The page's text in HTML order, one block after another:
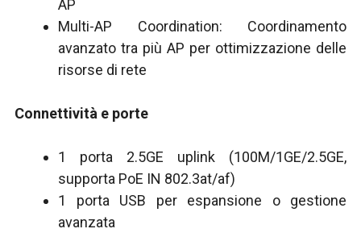
AP
Multi-AP Coordination: Coordinamento
avanzato tra più AP per ottimizzazione delle
risorse di rete
Connettività e porte
1 porta 2.5GE uplink (100M/1GE/2.5GE,
supporta PoE IN 802.3at/af)
1 porta USB per espansione o gestione
avanzata